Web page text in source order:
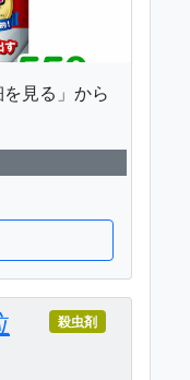
見る」から
殺虫剤